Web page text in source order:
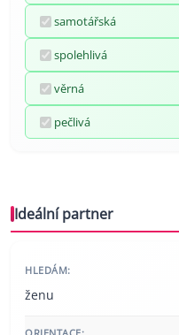
samotářská
spolehlivá
věrná
pečlivá
Ideální partner
HLEDÁM:
ženu